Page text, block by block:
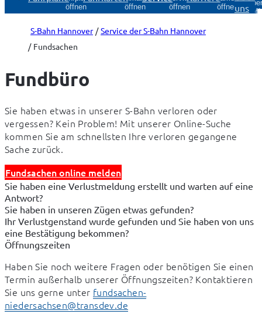
öffnen
öffnen
öffnen
öffnenuns
S-Bahn Hannover
Service der S-Bahn Hannover
Fundsachen
Fundbüro
Sie haben etwas in unserer S-Bahn verloren oder
vergessen? Kein Problem! Mit unserer Online-Suche
kommen Sie am schnellsten Ihre verloren gegangene
Sache zurück.
Fundsachen online melden
Sie haben eine Verlustmeldung erstellt und warten auf eine
Antwort?
Sie haben in unseren Zügen etwas gefunden?
Ihr Verlustgenstand wurde gefunden und Sie haben von uns
eine Bestätigung bekommen?
Öffnungszeiten
Haben Sie noch weitere Fragen oder benötigen Sie einen
Termin außerhalb unserer Öffnungszeiten? Kontaktieren
Sie uns gerne unter fundsachen-
niedersachsen@transdev.de